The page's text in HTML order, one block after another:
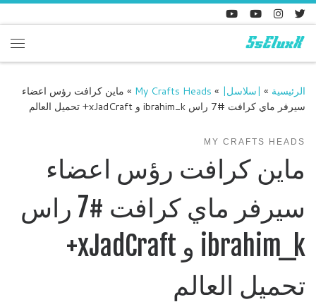
Skip to content
الرئيسية » |سلاسل| »
My Crafts Heads
» ماين كرافت رؤس اعضاء
سيرفر ماي كرافت #7 راس ibrahim_k و xJadCraft+ تحميل العالم
MY CRAFTS HEADS
ماين كرافت رؤس اعضاء
سيرفر ماي كرافت #7 راس
ibrahim_k و xJadCraft+
تحميل العالم